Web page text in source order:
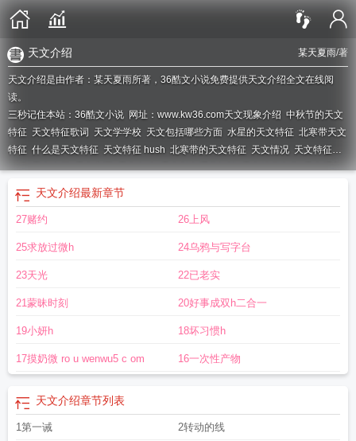
某天夏雨/著
天文介绍
天文介绍是由作者：某天夏雨所著，36酷文小说免费提供天文介绍全文在线阅
读。
三秒记住本站：36酷文小说 网址：www.kw36.com天文现象介绍 中秋节的天文
特征 天文特征歌词 天文学学校 天文包括哪些方面 水星的天文特征 北寒带天文
特征 什么是天文特征 天文特征 hush 北寒带的天文特征 天文情况 天文特征
mp3天文介绍天文方面天文有啥天文都有哪些知识天文特征歌曲天文现象
五带的天文特征
征 天文现象的特点
普天文特征这首歌表达的是什么 天文全文天文特征(校园1v1)某天夏雨
天文介绍最新章节
27赌约 26上风
25求放过微h 24乌鸦与写字台
23天光 22已老实
21蒙昧时刻 20好事成双h二合一
19小妍h 18坏习惯h
17摸奶微 ro u wenwu5 c om 16一次性产物
天文介绍章节列表
1第一诫 2转动的线